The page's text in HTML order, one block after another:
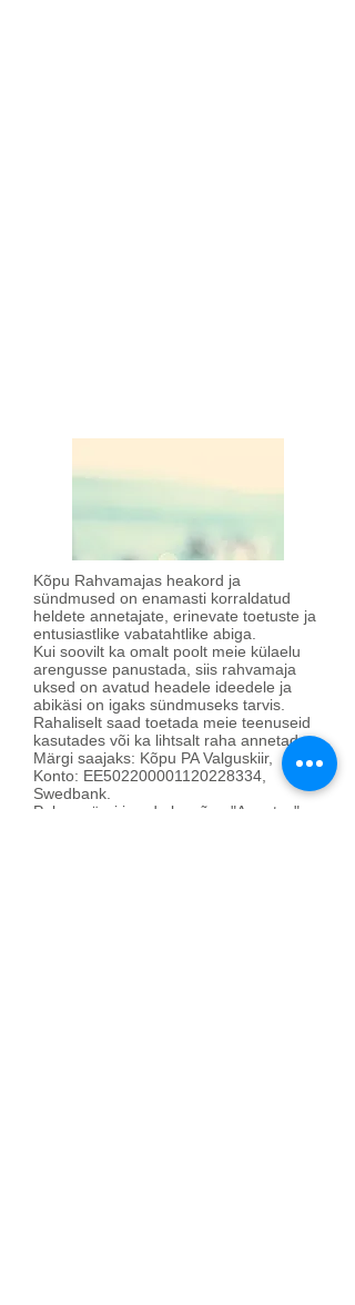
Kõpu Rahvamajas heakord ja
sündmused on enamasti korraldatud
heldete annetajate, erinevate toetuste ja
entusiastlike vabatahtlike abiga.
Kui soovilt ka omalt poolt meie külaelu
arengusse panustada, siis rahvamaja
uksed on avatud headele ideedele ja
abikäsi on igaks sündmuseks tarvis.
Rahaliselt saad toetada meie teenuseid
kasutades või ka lihtsalt raha annetades.
Märgi saajaks: Kõpu PA Valguskiir,
Konto: EE502200001120228334,
Swedbank.
Palun märgi juurde ka sõna "Annetus".